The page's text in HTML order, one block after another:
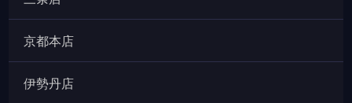
京都本店
伊勢丹店